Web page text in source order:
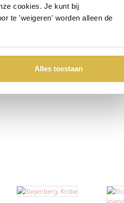
cookies. Je kunt bij
te 'weigeren' worden alleen de
Alles toestaan